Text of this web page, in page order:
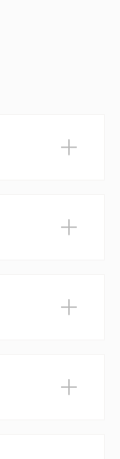
苏氨酸，棕
寡肽-24，寡
负担。 因为
因为比AHA
等保湿成分。